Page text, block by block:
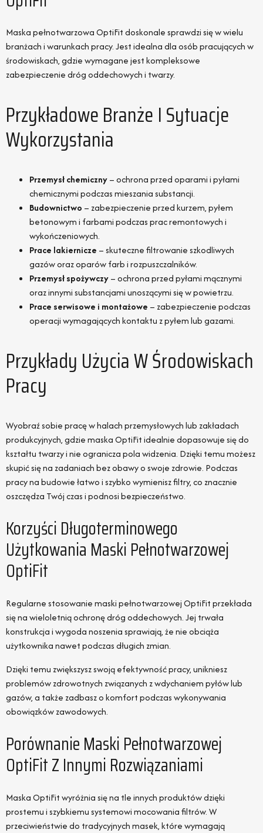
Maska pełnotwarzowa OptiFit doskonale sprawdzi się w wielu
branżach i warunkach pracy. Jest idealna dla osób pracujących w
środowiskach, gdzie wymagane jest kompleksowe
zabezpieczenie dróg oddechowych i twarzy.
Przykładowe Branże I Sytuacje
Wykorzystania
Przemysł chemiczny– ochrona przed oparami i pyłami
chemicznymi podczas mieszania substancji.
Budownictwo – zabezpieczenie przed kurzem, pyłem
betonowym i farbami podczas prac remontowych i
wykończeniowych.
Prace lakiernicze – skuteczne filtrowanie szkodliwych
gazów oraz oparów farb i rozpuszczalników.
Przemysł spożywczy– ochrona przed pyłami mącznymi
oraz innymi substancjami unoszącymi się w powietrzu.
Prace serwisowe i montażowe – zabezpieczenie podczas
operacji wymagających kontaktu z pyłem lub gazami.
Przykłady Użycia W Środowiskach
Pracy
Wyobraź sobie pracę w halach przemysłowych lub zakładach
produkcyjnych, gdzie maska OptiFit idealnie dopasowuje się do
kształtu twarzy i nie ogranicza pola widzenia. Dzięki temu możesz
skupić się na zadaniach bez obawy o swoje zdrowie. Podczas
pracy na budowie łatwo i szybko wymienisz filtry, co znacznie
oszczędza Twój czas i podnosi bezpieczeństwo.
Korzyści Długoterminowego
Użytkowania Maski Pełnotwarzowej
OptiFit
Regularne stosowanie maski pełnotwarzowej OptiFit przekłada
się na wieloletnią ochronę dróg oddechowych. Jej trwała
konstrukcja i wygoda noszenia sprawiają, że nie obciąża
użytkownika nawet podczas długich zmian.
Dzięki temu zwiększysz swoją efektywność pracy, unikniesz
problemów zdrowotnych związanych z wdychaniem pyłów lub
gazów, a także zadbasz o komfort podczas wykonywania
obowiązków zawodowych.
Porównanie Maski Pełnotwarzowej
OptiFit Z Innymi Rozwiązaniami
Maska OptiFit wyróżnia się na tle innych produktów dzięki
prostemu i szybkiemu systemowi mocowania filtrów. W
przeciwieństwie do tradycyjnych masek, które wymagają